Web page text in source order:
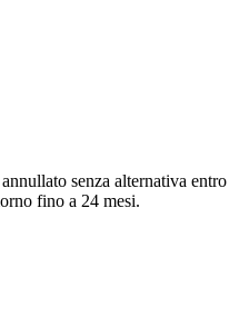
senza alternativa entro
fino a 24 mesi.